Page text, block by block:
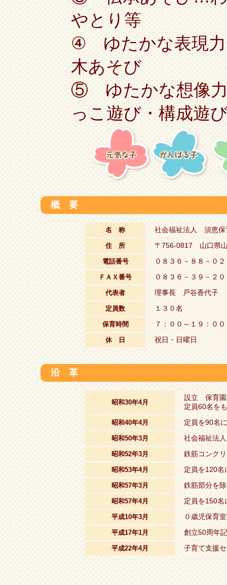
やとり等
④ ゆたかな表現力
木あそび
⑤ ゆたかな想像力
っこ遊び・構成遊
概 要
名 称 社会福祉法人 須恵保
住 所 〒756-0817 山口県
電話番号 ０８３６－８８－０
ＦＡＸ番号 ０８３６－３９－２
代表者 理事長 戸谷香代子
定員数 １３０名
保育時間 ７：００～１９：００
休 日 祝日・日曜日
沿 革
昭和30年4月
設立 保育園
定員60名を
昭和40年4月 定員を90名
昭和50年3月 社会福祉法
昭和52年3月 鉄筋コンク
昭和53年4月 定員を120名
昭和57年3月 鉄筋部分を
昭和57年4月 定員を150名
平成10年3月 ０歳児保育
平成17年1月 創立50周年
平成22年4月 子育て支援